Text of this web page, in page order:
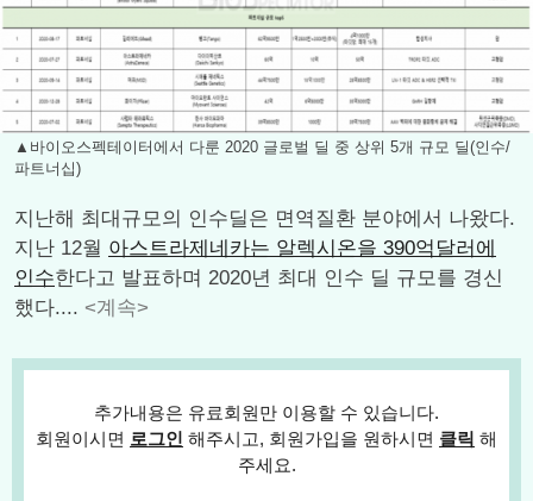
▲바이오스펙테이터에서 다룬 2020 글로벌 딜 중 상위 5개 규모 딜(인수/
파트너십)
지난해 최대규모의 인수딜은 면역질환 분야에서 나왔다.
지난 12월 아스트라제네카는 알렉시온을 390억달러에
인수한다고 발표하며 2020년 최대 인수 딜 규모를 경신
했다.... <계속>
추가내용은 유료회원만 이용할 수 있습니다.
회원이시면 로그인 해주시고, 회원가입을 원하시면 클릭 해
주세요.